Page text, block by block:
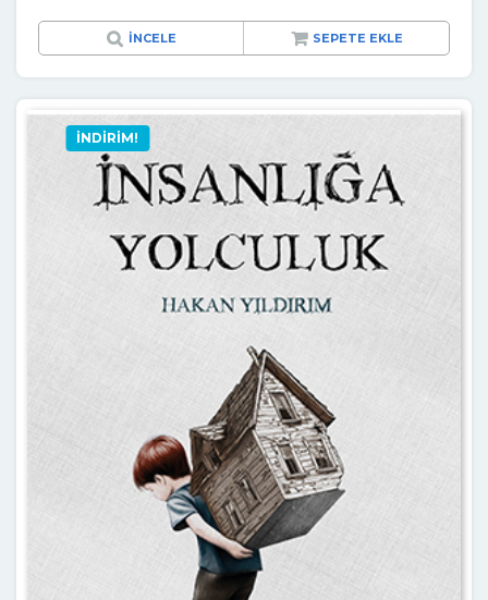
İNCELE SEPETE EKLE
İNDIRIM!